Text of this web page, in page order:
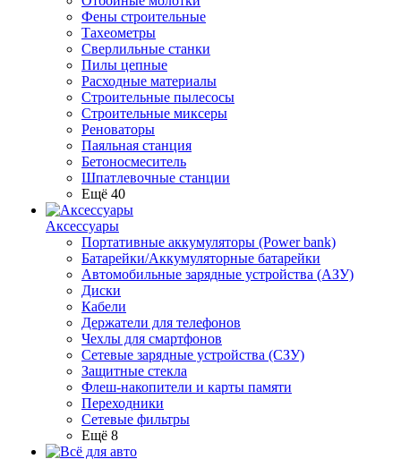
Фены строительные
Тахеометры
Сверлильные станки
Пилы цепные
Расходные материалы
Строительные пылесосы
Строительные миксеры
Реноваторы
Паяльная станция
Бетоносмеситель
Шпатлевочные станции
Ещё 40
Аксессуары
Портативные аккумуляторы (Power bank)
Батарейки/Аккумуляторные батарейки
Автомобильные зарядные устройства (АЗУ)
Диски
Кабели
Держатели для телефонов
Чехлы для смартфонов
Сетевые зарядные устройства (СЗУ)
Защитные стекла
Флеш-накопители и карты памяти
Переходники
Сетевые фильтры
Ещё 8